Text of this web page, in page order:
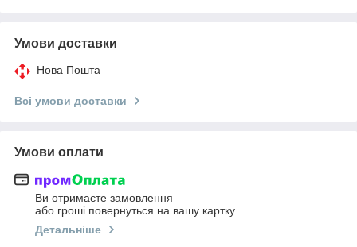
Умови доставки
Нова Пошта
Всі умови доставки
Умови оплати
Ви отримаєте замовлення
або гроші повернуться на вашу картку
Детальніше